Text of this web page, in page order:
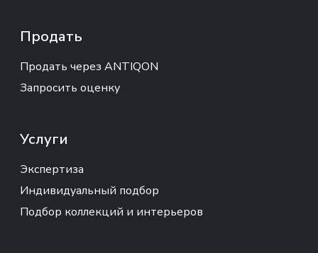
Продать
Продать через ANTIQON
Запросить оценку
Услуги
Экспертиза
Индивидуальный подбор
Подбор коллекций и интерьеров